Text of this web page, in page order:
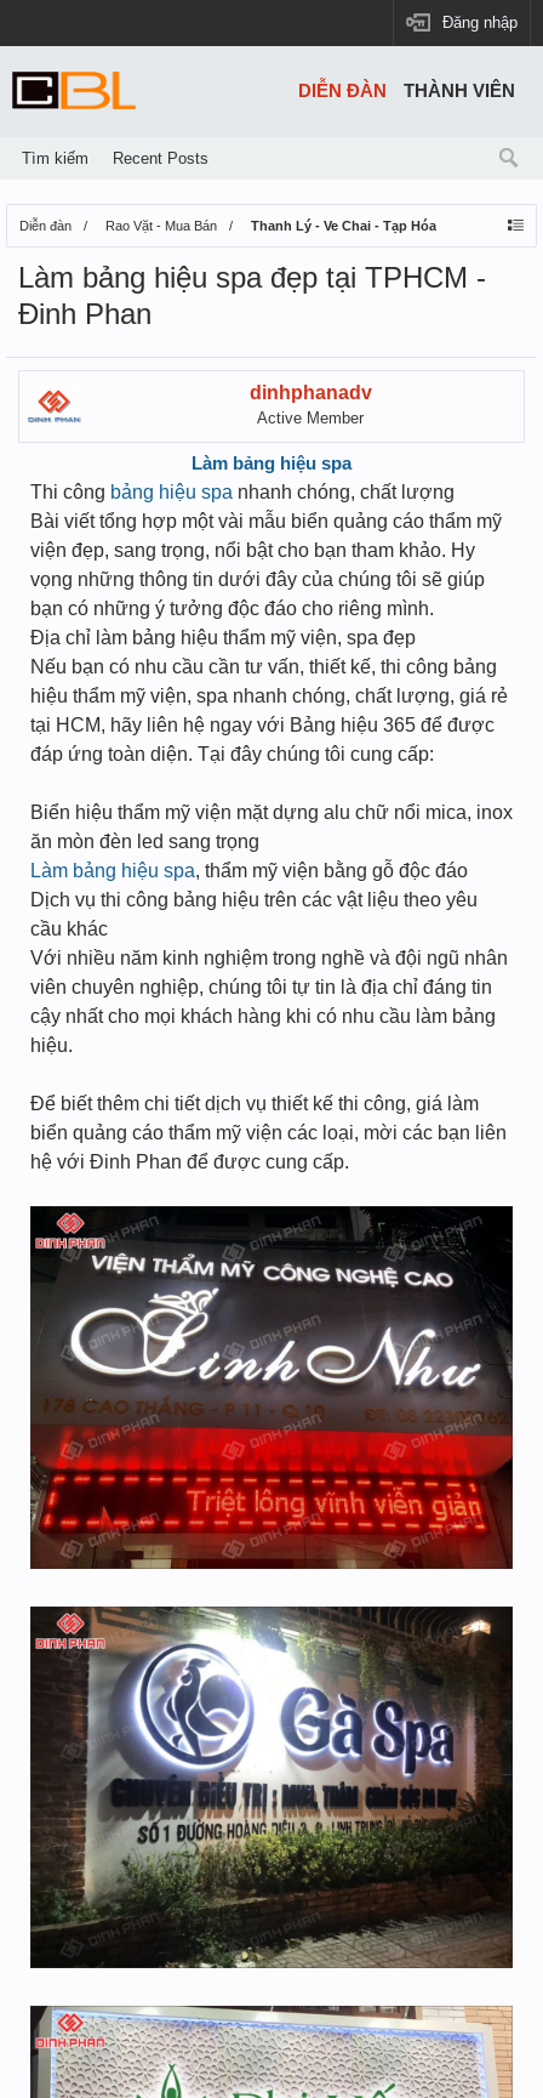
Đăng nhập
Diễn đàn Rao Vặt - Mua Bán Thanh Lý - Ve Chai - Tạp Hóa
Làm bảng hiệu spa đẹp tại TPHCM -
Đinh Phan
dinhphanadv
Active Member
Làm bảng hiệu spa
Thi công bảng hiệu spa nhanh chóng, chất lượng
Bài viết tổng hợp một vài mẫu biển quảng cáo thẩm mỹ
viện đẹp, sang trọng, nổi bật cho bạn tham khảo. Hy
vọng những thông tin dưới đây của chúng tôi sẽ giúp
bạn có những ý tưởng độc đáo cho riêng mình.
Địa chỉ làm bảng hiệu thẩm mỹ viện, spa đẹp
Nếu bạn có nhu cầu cần tư vấn, thiết kế, thi công bảng
hiệu thẩm mỹ viện, spa nhanh chóng, chất lượng, giá rẻ
tại HCM, hãy liên hệ ngay với Bảng hiệu 365 để được
đáp ứng toàn diện. Tại đây chúng tôi cung cấp:
Biển hiệu thẩm mỹ viện mặt dựng alu chữ nổi mica, inox
ăn mòn đèn led sang trọng
Làm bảng hiệu spa, thẩm mỹ viện bằng gỗ độc đáo
Dịch vụ thi công bảng hiệu trên các vật liệu theo yêu
cầu khác
Với nhiều năm kinh nghiệm trong nghề và đội ngũ nhân
viên chuyên nghiệp, chúng tôi tự tin là địa chỉ đáng tin
cậy nhất cho mọi khách hàng khi có nhu cầu làm bảng
hiệu.
Để biết thêm chi tiết dịch vụ thiết kế thi công, giá làm
biển quảng cáo thẩm mỹ viện các loại, mời các bạn liên
hệ với Đinh Phan để được cung cấp.
DIỄN ĐÀN
Tìm kiếm Recent Posts
THÀNH VIÊN